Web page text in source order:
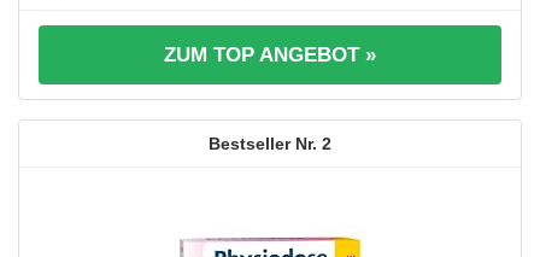
ZUM TOP ANGEBOT »
2